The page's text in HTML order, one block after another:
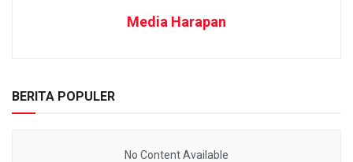
Media Harapan
BERITA POPULER
No Content Available